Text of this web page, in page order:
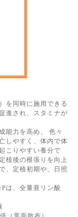
を同時に施用できる
進され、スタミナが
能力を高め、 色々
しやすく、体内で体
こりやすい養分で
植後の根張りを向上
、定植初期や、日照
は、全量亜リン酸